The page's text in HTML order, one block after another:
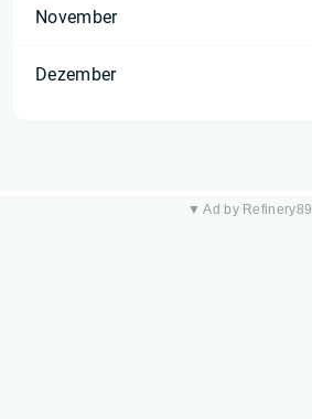
November
Dezember
▼ Ad by Refinery89